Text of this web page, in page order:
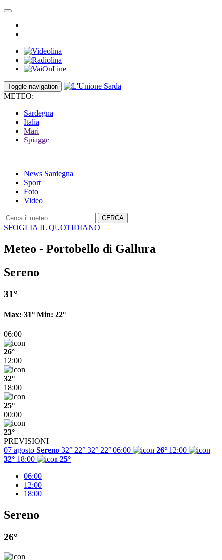
Toggle navigation
METEO:
Sardegna
Italia
Mari
Spiagge
News Sardegna
Sport
Foto
Video
SFOGLIA IL QUOTIDIANO
Meteo - Portobello di Gallura
Sereno
31°
Max: 31° Min: 22°
06:00
26°
12:00
32°
18:00
25°
00:00
23°
PREVISIONI
07 agosto Sereno 32° 22° 32° 22° 06:00 26° 12:00
32° 18:00
25°
06:00
12:00
18:00
Sereno
26°